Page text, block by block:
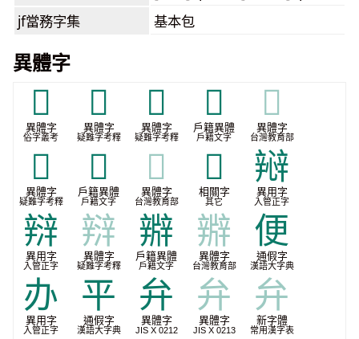
jf當務字集 基本包
異體字
𢭥
異體字
俗字叢考
𤀫
異體字
疑難字考釋
𤀲
異體字
疑難字考釋
𧪔
戶籍異體
戶籍文字
𧪔
異體字
台灣教育部
𨐱
異體字
疑難字考釋
𨐾
戶籍異體
戶籍文字
𨐾
異體字
台灣教育部
𰆴
相關字
其它
㦚
異用字
入管正字
㵷
異用字
入管正字
㵷
異體字
疑難字考釋
㸤
戶籍異體
戶籍文字
㸤
異體字
台灣教育部
便
通假字
漢語大字典
办
異用字
入管正字
平
通假字
漢語大字典
弁
異體字
JIS X 0212
弁
異體字
JIS X 0213
弁
新字體
常用漢字表